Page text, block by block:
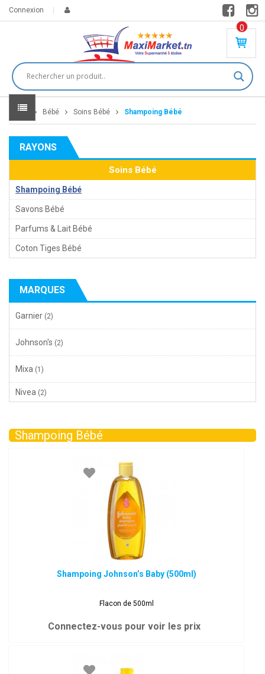
Connexion
0
PR
DU
IT(
S)
DT
Home Bébé Soins Bébé Shampoing Bébé
RAYONS
Soins Bébé
Shampoing Bébé
Savons Bébé
Parfums & Lait Bébé
Coton Tiges Bébé
MARQUES
Garnier (2)
Johnson's (2)
Mixa (1)
Nivea (2)
Shampoing Bébé
Shampoing Johnson’s Baby (500ml)
Flacon de 500ml
Connectez-vous pour voir les prix